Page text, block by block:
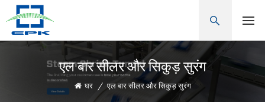
एल बार सीलर और सिकुड़ सुरंग
घर / एल बार सीलर और सिकुड़ सुरंग